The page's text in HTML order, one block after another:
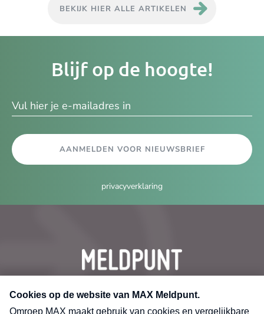
BEKIJK HIER ALLE ARTIKELEN
Blijf op de hoogte!
AANMELDEN VOOR NIEUWSBRIEF
privacyverklaring